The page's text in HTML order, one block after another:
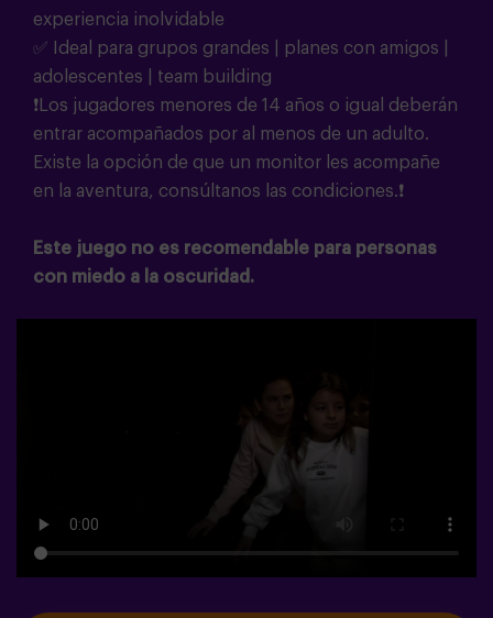
experiencia inolvidable
✅ Ideal para grupos grandes | planes con amigos |
adolescentes | team building
❗Los jugadores menores de 14 años o igual deberán
entrar acompañados por al menos de un adulto.
Existe la opción de que un monitor les acompañe
en la aventura, consúltanos las condiciones.❗
Este juego no es recomendable para personas
con miedo a la oscuridad.